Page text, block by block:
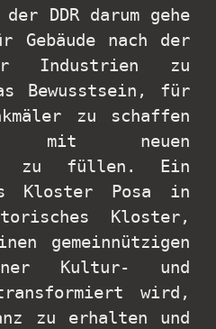
DDR darum gehe
Gebäude nach der
Industrien zu
Bewusstsein, für
zu schaffen
mit neuen
zu füllen. Ein
Kloster Posa in
Kloster,
gemeinnützigen
Kultur- und
wird,
zu erhalten und